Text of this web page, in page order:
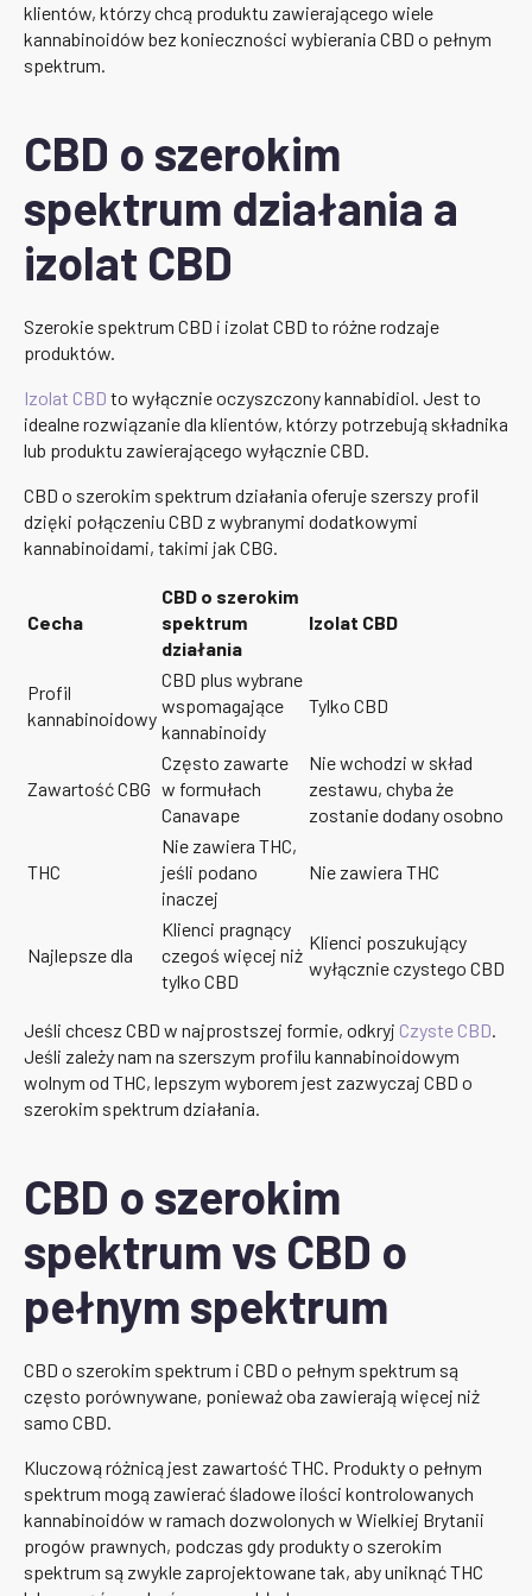
klientów, którzy chcą produktu zawierającego wiele
kannabinoidów bez konieczności wybierania CBD o pełnym
spektrum.
CBD o szerokim
spektrum działania a
izolat CBD
Szerokie spektrum CBD i izolat CBD to różne rodzaje
produktów.
Izolat CBD to wyłącznie oczyszczony kannabidiol. Jest to
idealne rozwiązanie dla klientów, którzy potrzebują składnika
lub produktu zawierającego wyłącznie CBD.
CBD o szerokim spektrum działania oferuje szerszy profil
dzięki połączeniu CBD z wybranymi dodatkowymi
kannabinoidami, takimi jak CBG.
Cecha
CBD o szerokim
spektrum
działania
Izolat CBD
Profil
kannabinoidowy
CBD plus wybrane
wspomagające
kannabinoidy
Tylko CBD
Zawartość CBG
Często zawarte
w formułach
Canavape
Nie wchodzi w skład
zestawu, chyba że
zostanie dodany osobno
THC
Nie zawiera THC,
jeśli podano
inaczej
Nie zawiera THC
Najlepsze dla
Klienci pragnący
czegoś więcej niż
tylko CBD
Klienci poszukujący
wyłącznie czystego CBD
Jeśli chcesz CBD w najprostszej formie, odkryj Czyste CBD.
Jeśli zależy nam na szerszym profilu kannabinoidowym
wolnym od THC, lepszym wyborem jest zazwyczaj CBD o
szerokim spektrum działania.
CBD o szerokim
spektrum vs CBD o
pełnym spektrum
CBD o szerokim spektrum i CBD o pełnym spektrum są
często porównywane, ponieważ oba zawierają więcej niż
samo CBD.
Kluczową różnicą jest zawartość THC. Produkty o pełnym
spektrum mogą zawierać śladowe ilości kontrolowanych
kannabinoidów w ramach dozwolonych w Wielkiej Brytanii
progów prawnych, podczas gdy produkty o szerokim
spektrum są zwykle zaprojektowane tak, aby uniknąć THC